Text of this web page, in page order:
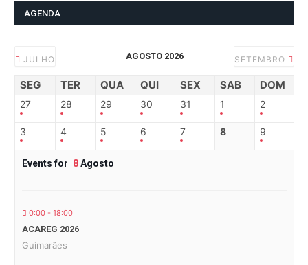
AGENDA
JULHO AGOSTO 2026 SETEMBRO
SEG TER QUA QUI SEX SAB DOM
27 28 29 30 31 1 2
3 4 5 6 7 8 9
Events for 8Agosto
0:00 - 18:00
ACAREG 2026
Guimarães